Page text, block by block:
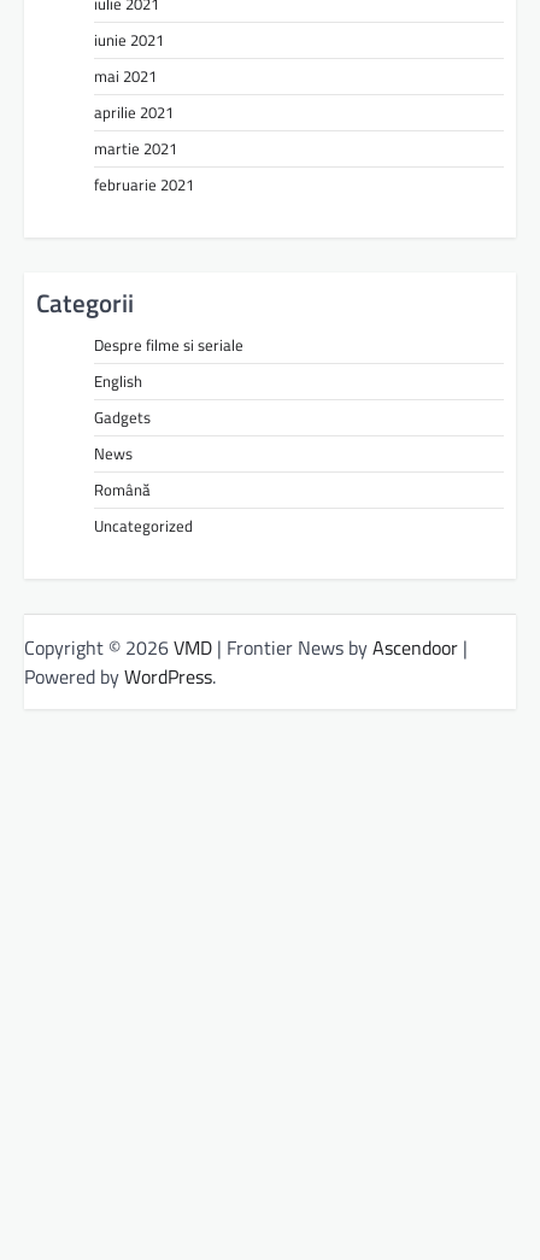
iunie 2021
mai 2021
aprilie 2021
martie 2021
februarie 2021
Categorii
Despre filme si seriale
English
Gadgets
News
Română
Uncategorized
Copyright © 2026VMD | Frontier News byAscendoor |
Powered byWordPress.